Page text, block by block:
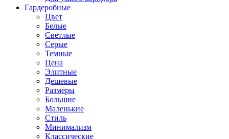
Гардеробные
Цвет
Белые
Светлые
Серые
Темные
Цена
Элитные
Дешевые
Размеры
Большие
Маленькие
Стиль
Минимализм
Классические